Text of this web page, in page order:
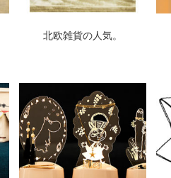
北欧雑貨の人気。